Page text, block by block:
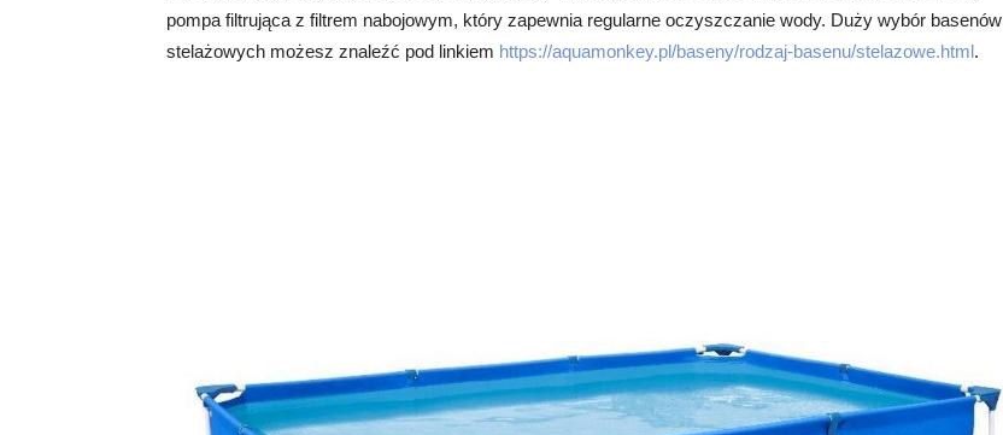
pompa filtrująca z filtrem nabojowym, który zapewnia regularne oczyszczanie wody. Duży wybór basenów
stelażowych możesz znaleźć pod linkiem https://aquamonkey.pl/baseny/rodzaj-basenu/stelazowe.html.